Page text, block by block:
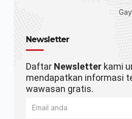
Newsletter
Daftar Newsletterkami
mendapatkan informasi
wawasan gratis.